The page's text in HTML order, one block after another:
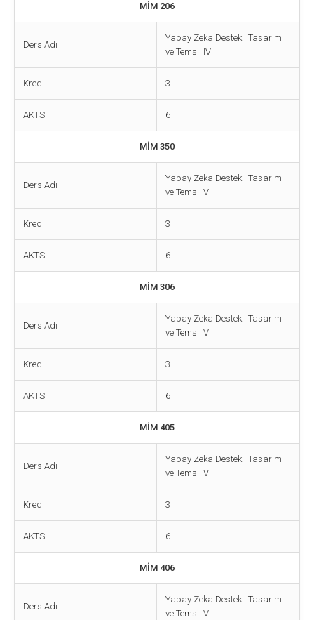
MİM 206
Ders Adı
Yapay Zeka Destekli Tasarım
ve Temsil IV
Kredi 3
AKTS 6
MİM 350
Ders Adı
Yapay Zeka Destekli Tasarım
ve Temsil V
Kredi 3
AKTS 6
MİM 306
Ders Adı
Yapay Zeka Destekli Tasarım
ve Temsil VI
Kredi 3
AKTS 6
MİM 405
Ders Adı
Yapay Zeka Destekli Tasarım
ve Temsil VII
Kredi 3
AKTS 6
MİM 406
Ders Adı
Yapay Zeka Destekli Tasarım
ve Temsil VIII